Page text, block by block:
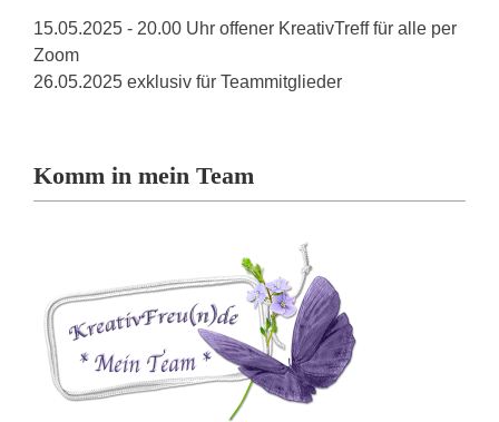
15.05.2025 - 20.00 Uhr offener KreativTreff für alle per
Zoom
26.05.2025 exklusiv für Teammitglieder
Komm in mein Team